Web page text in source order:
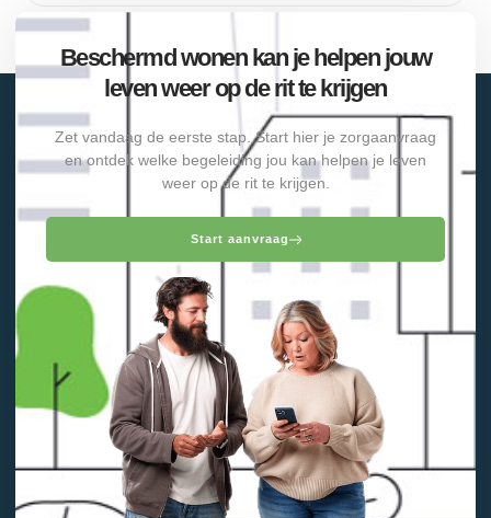
Beschermd wonen kan je helpen jouw
leven weer op de rit te krijgen
Zet vandaag de eerste stap. Start hier je zorgaanvraag
en ontdek welke begeleiding jou kan helpen je leven
weer op de rit te krijgen.
Start aanvraag